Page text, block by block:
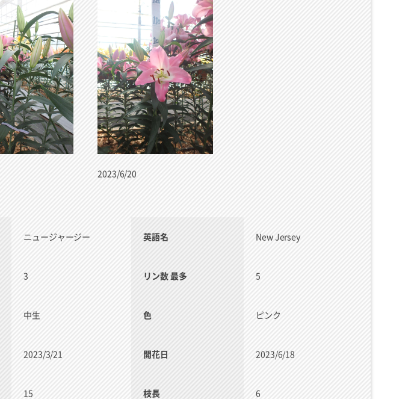
2023/6/20
ニュージャージー 英語名 New Jersey
3 リン数 最多 5
中生 色 ピンク
2023/3/21 開花日 2023/6/18
15 枝長 6